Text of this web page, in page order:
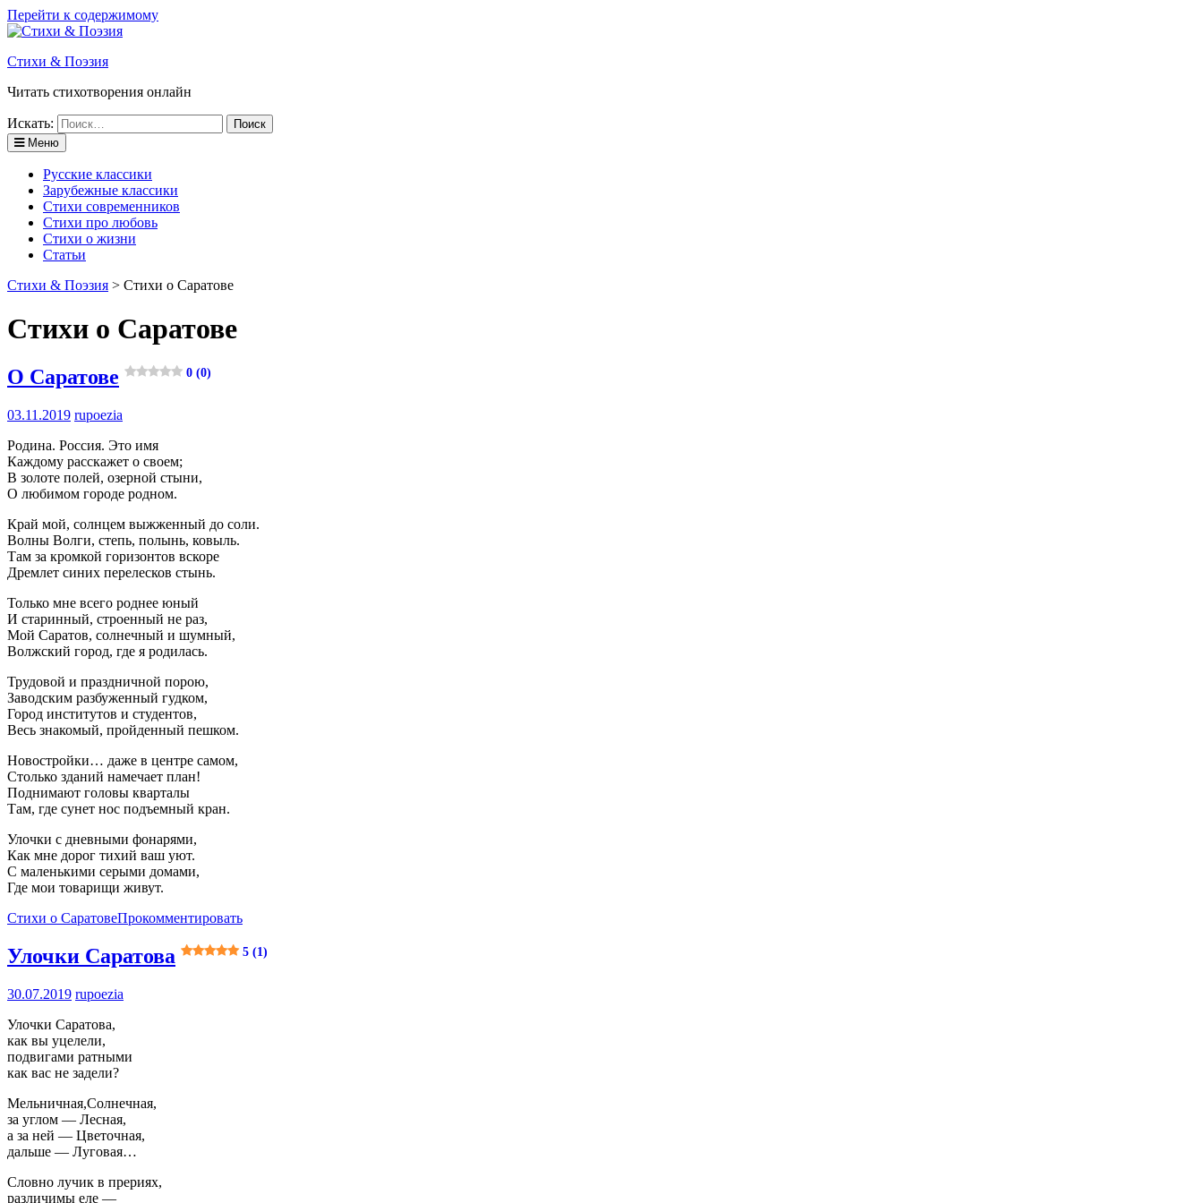
Перейти к содержимому
Стихи & Поэзия
Читать стихотворения онлайн
Искать:
Меню
Русские классики
Зарубежные классики
Стихи современников
Стихи про любовь
Стихи о жизни
Статьи
Стихи & Поэзия > Стихи о Саратове
Стихи о Саратове
О Саратове 0 (0)
03.11.2019 rupoezia
Родина. Россия. Это имя
Каждому расскажет о своем;
В золоте полей, озерной стыни,
О любимом городе родном.
Край мой, солнцем выжженный до соли.
Волны Волги, степь, полынь, ковыль.
Там за кромкой горизонтов вскоре
Дремлет синих перелесков стынь.
Только мне всего роднее юный
И старинный, строенный не раз,
Мой Саратов, солнечный и шумный,
Волжский город, где я родилась.
Трудовой и праздничной порою,
Заводским разбуженный гудком,
Город институтов и студентов,
Весь знакомый, пройденный пешком.
Новостройки… даже в центре самом,
Столько зданий намечает план!
Поднимают головы кварталы
Там, где сунет нос подъемный кран.
Улочки с дневными фонарями,
Как мне дорог тихий ваш уют.
С маленькими серыми домами,
Где мои товарищи живут.
Стихи о СаратовеПрокомментировать
Улочки Саратова 5 (1)
30.07.2019 rupoezia
Улочки Саратова,
как вы уцелели,
подвигами ратными
как вас не задели?
Мельничная,Солнечная,
за углом — Лесная,
а за ней — Цветочная,
дальше — Луговая…
Словно лучик в прериях,
различимы еле —